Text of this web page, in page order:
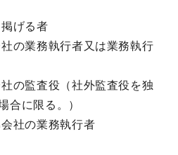
げる者
社の業務執行者又は業務執行
の監査役（社外監査役を独
合に限る。）
会社の業務執行者